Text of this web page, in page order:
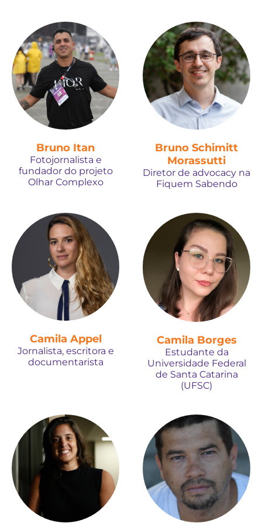
Bruno Itan
Fotojornalista e
fundador do projeto
Olhar Complexo
Bruno Schimitt
Morassutti
Diretor de advocacy na
Fiquem Sabendo
Camila Appel
Jornalista, escritora e
documentarista
Camila Borges
Estudante da
Universidade Federal
de Santa Catarina
(UFSC)